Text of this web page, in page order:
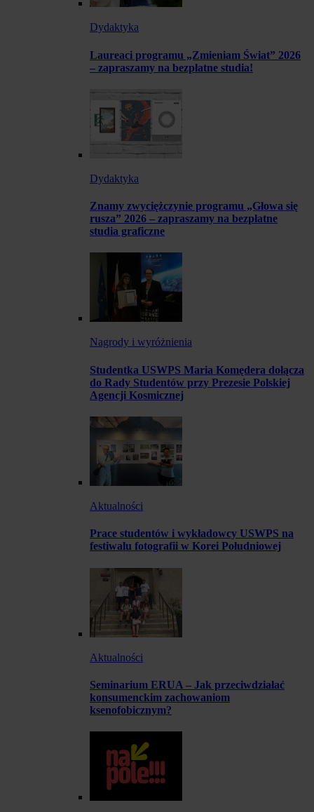
Dydaktyka
Laureaci programu „Zmieniam Świat” 2026
– zapraszamy na bezpłatne studia!
Dydaktyka
Znamy zwyciężczynie programu „Głowa się
rusza” 2026 – zapraszamy na bezpłatne
studia graficzne
Nagrody i wyróżnienia
Studentka USWPS Maria Komędera dołącza
do Rady Studentów przy Prezesie Polskiej
Agencji Kosmicznej
Aktualności
Prace studentów i wykładowcy USWPS na
festiwalu fotografii w Korei Południowej
Aktualności
Seminarium ERUA – Jak przeciwdziałać
konsumenckim zachowaniom
ksenofobicznym?